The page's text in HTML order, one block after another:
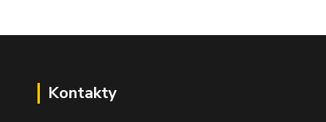
Kontakty